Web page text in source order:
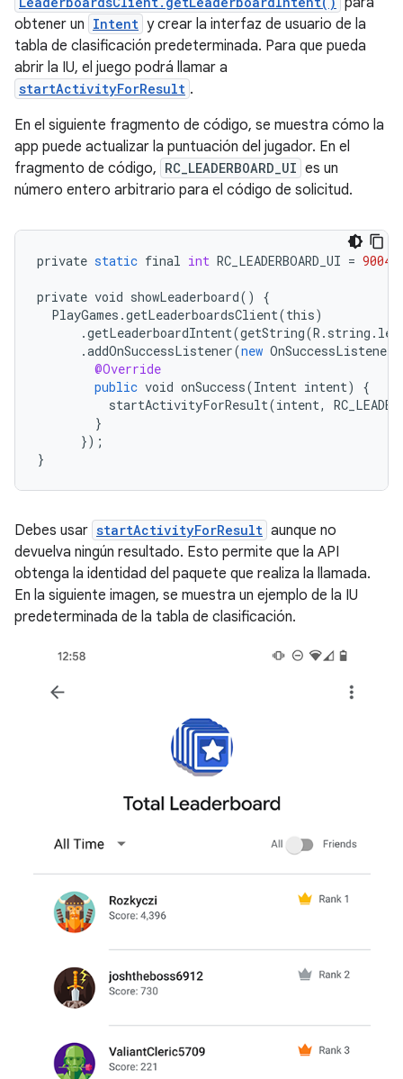
obtener un Intent y crear la interfaz de usuario de la
tabla de clasificación predeterminada. Para que pueda
abrir la IU, el juego podrá llamar a
startActivityForResult .
En el siguiente fragmento de código, se muestra cómo la
app puede actualizar la puntuación del jugador. En el
fragmento de código, RC_LEADERBOARD_UI es un
número entero arbitrario para el código de solicitud.
private static final int RC_LEADERBOARD_UI = 9004
private void showLeaderboard()
{
PlayGames .getLeaderboardsClient(this)
.getLeaderboardIntent(getString(R . string .
.addOnSuccessListener(new
@Override
public void onSuccess(Intent intent)
{
startActivityForResult(intent,
}
});
}
Debes usar startActivityForResult aunque no
devuelva ningún resultado. Esto permite que la API
obtenga la identidad del paquete que realiza la llamada.
En la siguiente imagen, se muestra un ejemplo de la IU
predeterminada de la tabla de clasificación.